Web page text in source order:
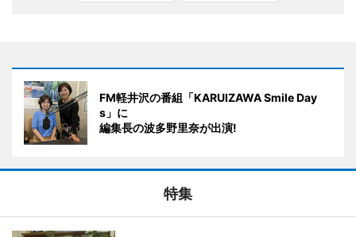
FM軽井沢の番組「KARUIZAWA Smile Day
s」に
編集長の波多野里奈が出演!
特集